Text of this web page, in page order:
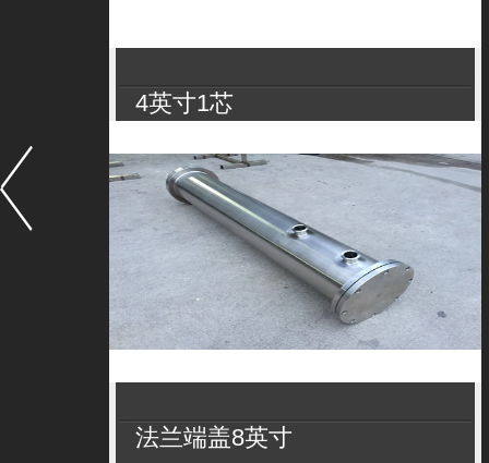
4英寸1芯
法兰端盖8英寸